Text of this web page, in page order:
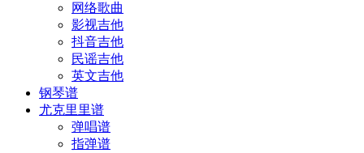
网络歌曲
影视吉他
抖音吉他
民谣吉他
英文吉他
钢琴谱
尤克里里谱
弹唱谱
指弹谱